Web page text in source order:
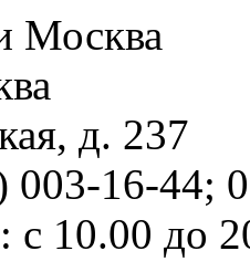
Москва
д. 237
003-16-44;
с 10.00 до